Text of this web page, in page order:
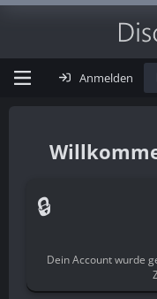
Anmelden
🔒
Dein Account wurde